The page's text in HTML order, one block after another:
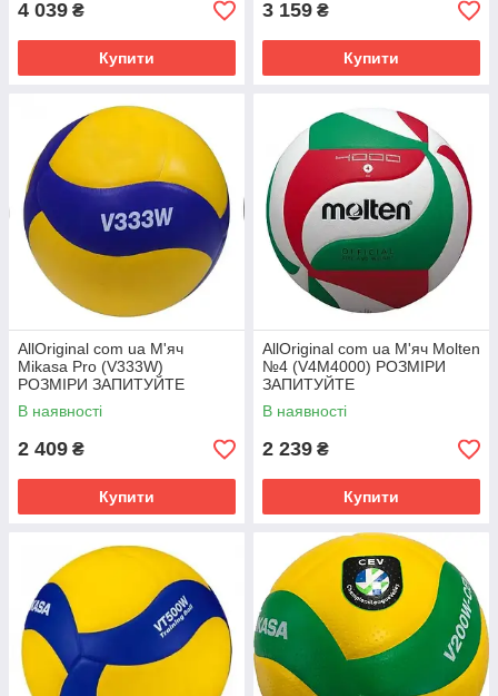
4 039 ₴
Купити
3 159 ₴
Купити
AllOriginal com ua М'яч
Mikasa Pro (V333W)
РОЗМІРИ ЗАПИТУЙТЕ
В наявності
2 409 ₴
Купити
AllOriginal com ua М'яч Molten
№4 (V4M4000) РОЗМІРИ
ЗАПИТУЙТЕ
В наявності
2 239 ₴
Купити